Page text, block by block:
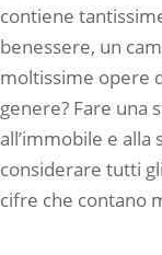
contiene
benessere, un
moltissime opere
genere? Fare una
all’immobile e alla
considerare tutti
cifre che contano